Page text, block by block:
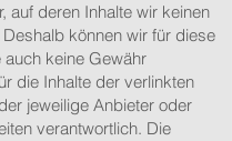
auf deren Inhalte wir keinen
können wir für diese
keine Gewähr
die Inhalte der verlinkten
jeweilige Anbieter oder
verantwortlich. Die